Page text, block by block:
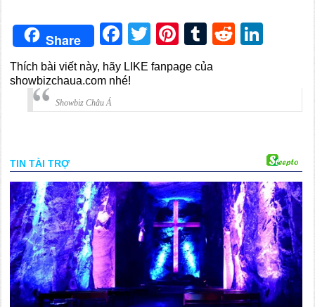
Share Facebook
TwitterPinterest
TumblrReddit
Thích bài viết này, hãy LIKE fanpage của
showbizchaua.com nhé!
Showbiz Châu Á